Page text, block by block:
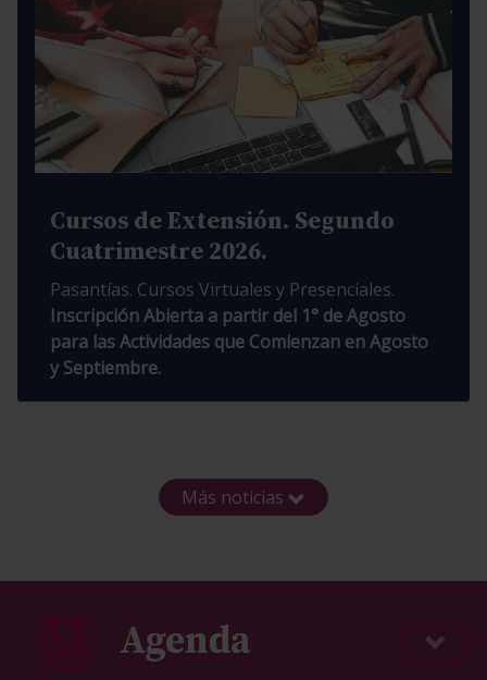
Cursos de Extensión. Segundo
Cuatrimestre 2026.
Pasantías. Cursos Virtuales y Presenciales.
Inscripción Abierta a partir del 1° de Agosto
para las Actividades que Comienzan en Agosto
y Septiembre.
Más noticias